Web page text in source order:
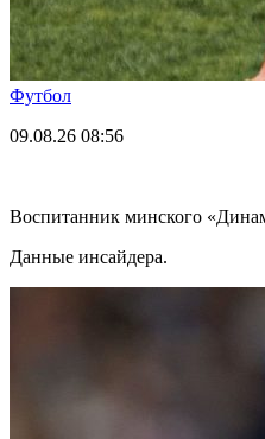
Футбол
09.08.26 08:56
Воспитанник минского
Данные инсайдера.